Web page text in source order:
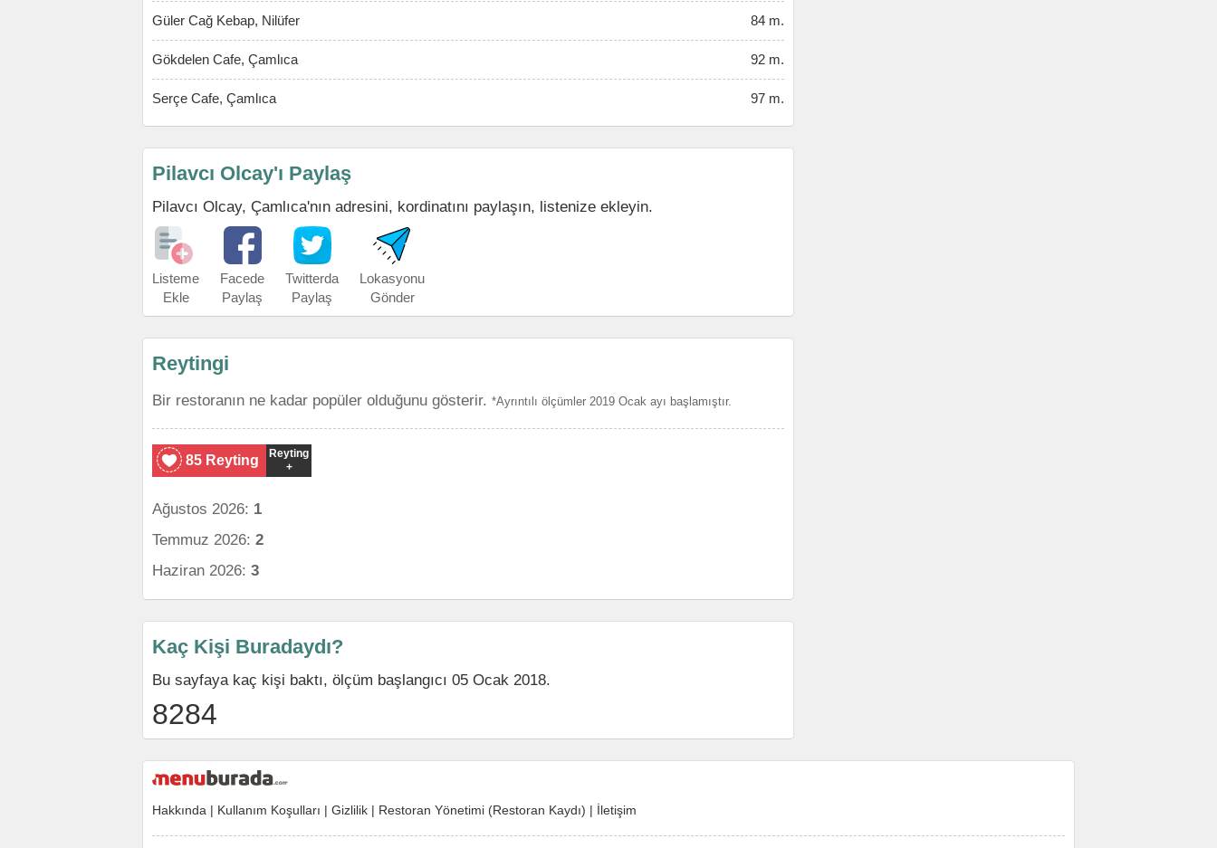
Güler Cağ Kebap, Nilüfer 84 m.
Gökdelen Cafe, Çamlıca 92 m.
Serçe Cafe, Çamlıca 97 m.
Pilavcı Olcay'ı Paylaş
Pilavcı Olcay, Çamlıca'nın adresini, kordinatını paylaşın, listenize ekleyin.
Listeme
Ekle
Facede
Paylaş
Twitterda
Paylaş
Lokasyonu
Gönder
Reytingi
Bir restoranın ne kadar popüler olduğunu gösterir. *Ayrıntılı ölçümler 2019 Ocak ayı başlamıştır.
85 Reyting
Reyting
+
Ağustos 2026: 1
Temmuz 2026: 2
Haziran 2026: 3
Kaç Kişi Buradaydı?
Bu sayfaya kaç kişi baktı, ölçüm başlangıcı 05 Ocak 2018.
8284
Hakkında | Kullanım Koşulları | Gizlilik | Restoran Yönetimi (Restoran Kaydı) | İletişim